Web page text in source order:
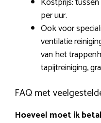
per uur.
Ook voor
ventilatie
van het
tapijtreiniging,
FAQ met
Hoeveel moet ik